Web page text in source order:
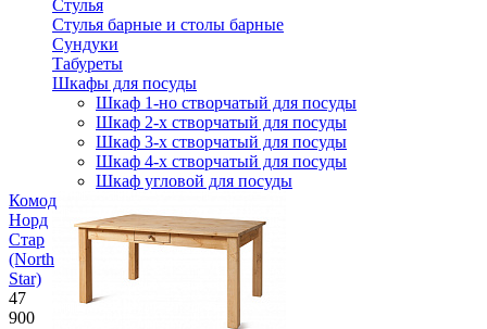
Стулья
Стулья барные и столы барные
Сундуки
Табуреты
Шкафы для посуды
Шкаф 1-но створчатый для посуды
Шкаф 2-х створчатый для посуды
Шкаф 3-х створчатый для посуды
Шкаф 4-х створчатый для посуды
Шкаф угловой для посуды
Комод
Норд
Стар
(North
Star)
47
900